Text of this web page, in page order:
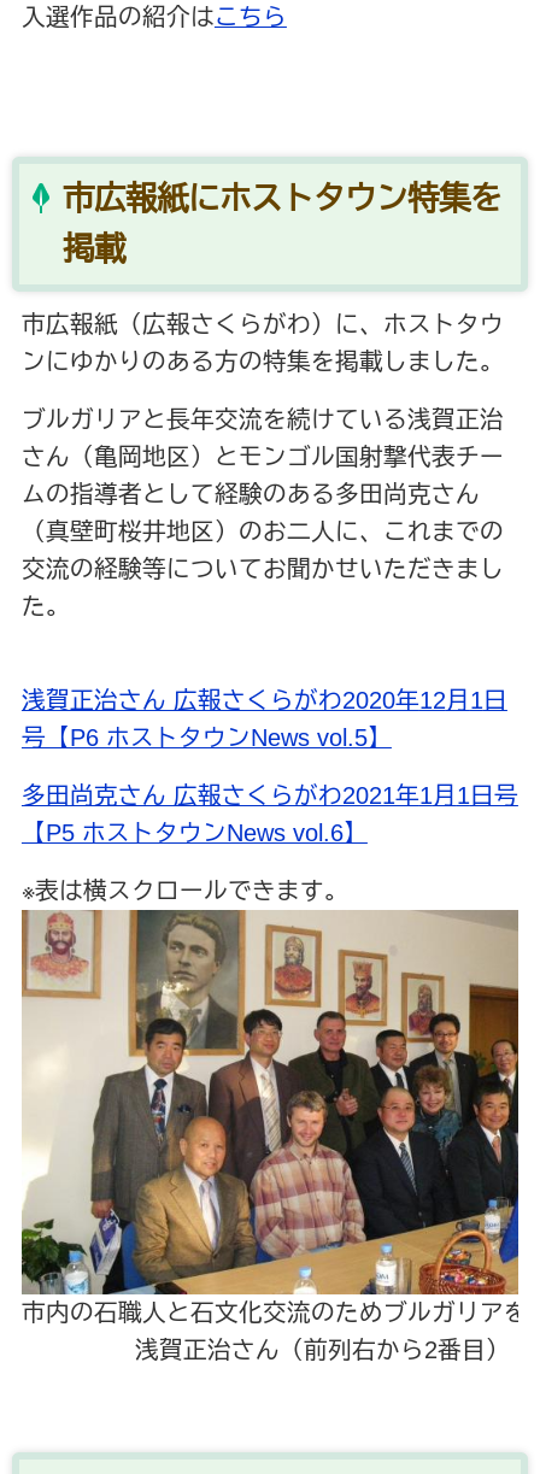
入選作品の紹介はこちら
市広報紙にホストタウン特集を
掲載
市広報紙（広報さくらがわ）に、ホストタウ
ンにゆかりのある方の特集を掲載しました。
ブルガリアと長年交流を続けている浅賀正治
さん（亀岡地区）とモンゴル国射撃代表チー
ムの指導者として経験のある多田尚克さん
（真壁町桜井地区）のお二人に、これまでの
交流の経験等についてお聞かせいただきまし
た。
浅賀正治さん 広報さくらがわ2020年12月 1日
号【P6 ホストタウンNews vol.5】
多田尚克さん 広報さくらがわ2021年1月 1 日号
【P5 ホストタウンNews vol.6】
※表は横スクロールできます。
市内の石職人と石文化交流のためブルガリアを
浅賀正治さん（前列右から2番目）